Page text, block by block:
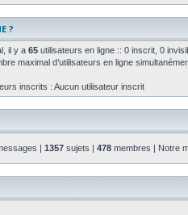
?
il y a 65 utilisateurs en ligne :: 0 inscrit, 0
maximal d’utilisateurs en ligne
inscrits : Aucun utilisateur inscrit
| 1357 sujets | 478 membres | Notre